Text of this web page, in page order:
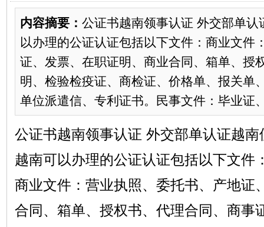
内容摘要： 公证书越南领事认证 外交部单
以办理的公证认证包括以下文件：商业文件
证、发票、在职证明、商业合同、箱单、授
明、检验检疫证、商检证、价格单、报关单
单位派遣信、专利证书。民事文件：毕业证
公证书越南领事认证 外交部单认证越南
越南可以办理的公证认证包括以下文件
商业文件：营业执照、委托书、产地证
合同、箱单、授权书、代理合同、商事